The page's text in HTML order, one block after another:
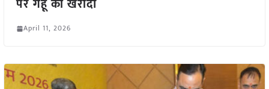
पर गेहूं की खरीदी
April 11, 2026